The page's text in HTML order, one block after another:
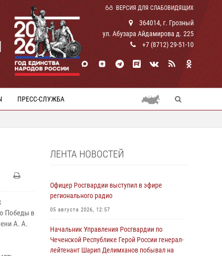
ВЕРСИЯ ДЛЯ СЛАБОВИДЯЩИХ
364014, г. Грозный
ул. Абузара Айдамирова д. 225
+7 (8712) 29-51-10
ПРЕСС-СЛУЖБА
Победы в
А. А.
ЛЕНТА НОВОСТЕЙ
Офицер Росгвардии выступил в эфире
регионального радио
05 августа 2026, 12:57
Начальник Управления Росгвардии по
Чеченской Республике Герой России генерал-
лейтенант Шарип Делимханов побывал на